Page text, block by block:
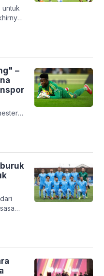
untuk
J
–
juga